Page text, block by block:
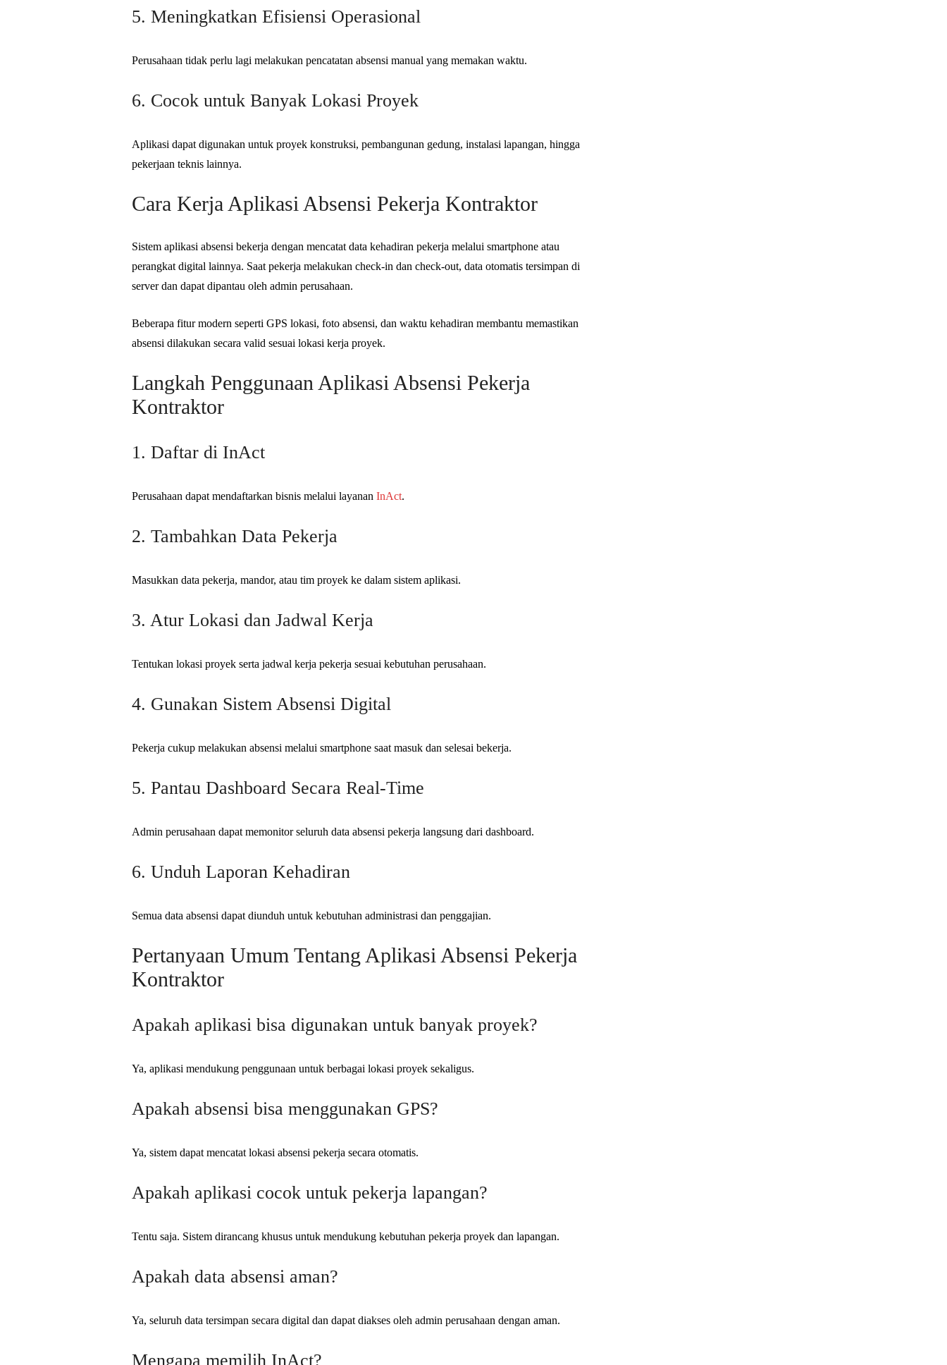
5. Meningkatkan Efisiensi Operasional
Perusahaan tidak perlu lagi melakukan pencatatan absensi manual yang memakan waktu.
6. Cocok untuk Banyak Lokasi Proyek
Aplikasi dapat digunakan untuk proyek konstruksi, pembangunan gedung, instalasi lapangan, hingga
pekerjaan teknis lainnya.
Cara Kerja Aplikasi Absensi Pekerja Kontraktor
Sistem aplikasi absensi bekerja dengan mencatat data kehadiran pekerja melalui smartphone atau
perangkat digital lainnya. Saat pekerja melakukan check-in dan check-out, data otomatis tersimpan di
server dan dapat dipantau oleh admin perusahaan.
Beberapa fitur modern seperti GPS lokasi, foto absensi, dan waktu kehadiran membantu memastikan
absensi dilakukan secara valid sesuai lokasi kerja proyek.
Langkah Penggunaan Aplikasi Absensi Pekerja
Kontraktor
1. Daftar di InAct
Perusahaan dapat mendaftarkan bisnis melalui layanan InAct.
2. Tambahkan Data Pekerja
Masukkan data pekerja, mandor, atau tim proyek ke dalam sistem aplikasi.
3. Atur Lokasi dan Jadwal Kerja
Tentukan lokasi proyek serta jadwal kerja pekerja sesuai kebutuhan perusahaan.
4. Gunakan Sistem Absensi Digital
Pekerja cukup melakukan absensi melalui smartphone saat masuk dan selesai bekerja.
5. Pantau Dashboard Secara Real-Time
Admin perusahaan dapat memonitor seluruh data absensi pekerja langsung dari dashboard.
6. Unduh Laporan Kehadiran
Semua data absensi dapat diunduh untuk kebutuhan administrasi dan penggajian.
Pertanyaan Umum Tentang Aplikasi Absensi Pekerja
Kontraktor
Apakah aplikasi bisa digunakan untuk banyak proyek?
Ya, aplikasi mendukung penggunaan untuk berbagai lokasi proyek sekaligus.
Apakah absensi bisa menggunakan GPS?
Ya, sistem dapat mencatat lokasi absensi pekerja secara otomatis.
Apakah aplikasi cocok untuk pekerja lapangan?
Tentu saja. Sistem dirancang khusus untuk mendukung kebutuhan pekerja proyek dan lapangan.
Apakah data absensi aman?
Ya, seluruh data tersimpan secara digital dan dapat diakses oleh admin perusahaan dengan aman.
Mengapa memilih InAct?